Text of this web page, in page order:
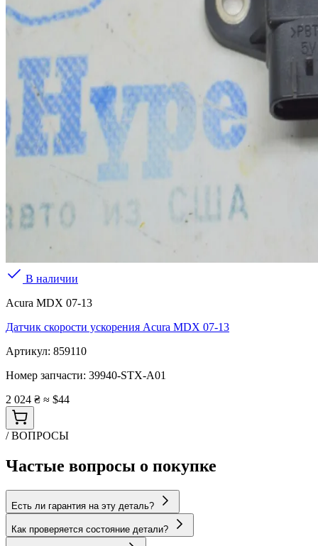
В наличии
Acura MDX 07-13
Датчик скорости ускорения Acura MDX 07-13
Артикул: 859110
Номер запчасти: 39940-STX-A01
2 024 ₴ ≈ $44
/ ВОПРОСЫ
Частые вопросы о покупке
Есть ли гарантия на эту деталь?
Как проверяется состояние детали?